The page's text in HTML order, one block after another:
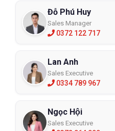
Đỗ Phú Huy
Sales Manager
0372 122 717
Lan Anh
Sales Executive
0334 789 967
Ngọc Hội
Sales Executive